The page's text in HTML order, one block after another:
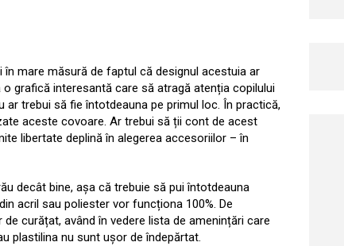
mare măsură de faptul că designul acestuia ar
grafică interesantă care să atragă atenția copilului
trebui să fie întotdeauna pe primul loc. În practică,
aceste covoare. Ar trebui să ții cont de acest
libertate deplină în alegerea accesoriilor – în
decât bine, așa că trebuie să pui întotdeauna
acril sau poliester vor funcționa 100%. De
curățat, având în vedere lista de amenințări care
plastilina nu sunt ușor de îndepărtat.